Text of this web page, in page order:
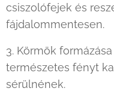
csiszolófejek és
fájdalommentesen.
3. Körmök
természetes fényt
sérülnének.